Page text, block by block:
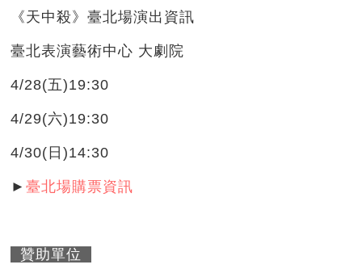
《天中殺》臺北場演出資訊
臺北表演藝術中心 大劇院
4/28(五)19:30
4/29(六)19:30
4/30(日)14:30
►臺北場購票資訊
贊助單位